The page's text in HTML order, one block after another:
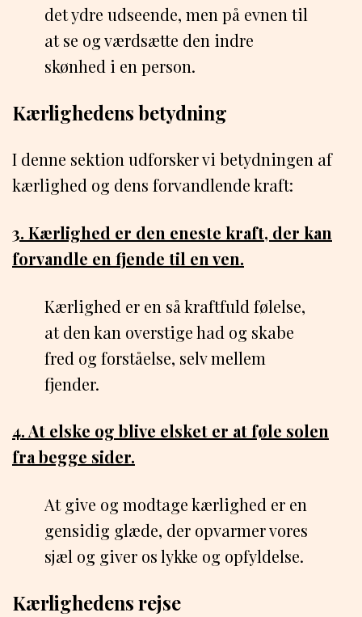
det ydre udseende, men på evnen til
at se og værdsætte den indre
skønhed i en person.
Kærlighedens betydning
I denne sektion udforsker vi betydningen af
kærlighed og dens forvandlende kraft:
3. Kærlighed er den eneste kraft, der kan
forvandle en fjende til en ven.
Kærlighed er en så kraftfuld følelse,
at den kan overstige had og skabe
fred og forståelse, selv mellem
fjender.
4. At elske og blive elsket er at føle solen
fra begge sider.
At give og modtage kærlighed er en
gensidig glæde, der opvarmer vores
sjæl og giver os lykke og opfyldelse.
Kærlighedens rejse